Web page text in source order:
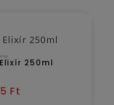
TESZEM
250ml
Ft